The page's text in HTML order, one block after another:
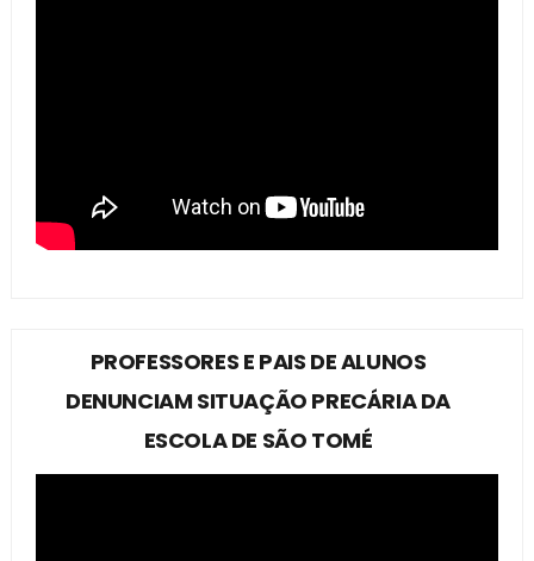
PROFESSORES E PAIS DE ALUNOS
DENUNCIAM SITUAÇÃO PRECÁRIA DA
ESCOLA DE SÃO TOMÉ